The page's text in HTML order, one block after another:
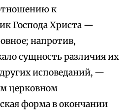
к
Господа Христа —
напротив,
сущность различия их
исповеданий, —
церковном
форма в окончании